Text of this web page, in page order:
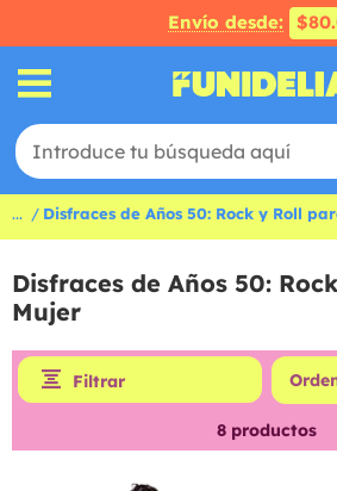
Envío desde:
... Disfraces de Años 50: Rock y Roll
Disfraces de Años 50:
Mujer
Filtrar
8 productos